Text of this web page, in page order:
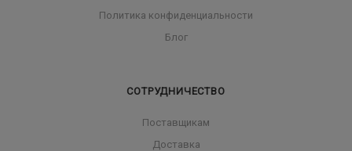
Политика конфиденциальности
Блог
СОТРУДНИЧЕСТВО
Поставщикам
Доставка